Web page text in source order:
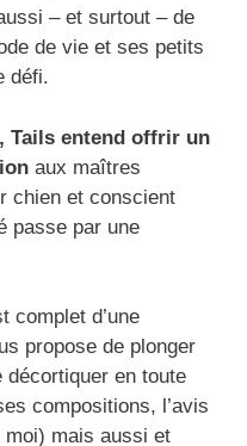
– et surtout – de
de vie et ses petits
défi.
Tails entend offrir un
aux maîtres
chien et conscient
passe par une
complet d’une
propose de plonger
décortiquer en toute
compositions, l’avis
moi) mais aussi et